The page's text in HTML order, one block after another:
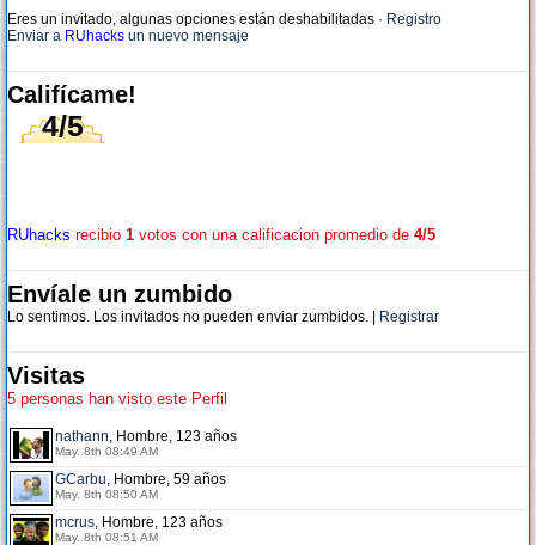
Eres un invitado, algunas opciones están deshabilitadas · Registro
Enviar a RUhacks un nuevo mensaje
Califícame!
4/5
RUhacks recibio 1 votos con una calificacion promedio de 4/5
Envíale un zumbido
Lo sentimos. Los invitados no pueden enviar zumbidos. | Registrar
Visitas
5 personas han visto este Perfil
nathann, Hombre, 123 años
May. 8th 08:49 AM
GCarbu, Hombre, 59 años
May. 8th 08:50 AM
mcrus, Hombre, 123 años
May. 8th 08:51 AM